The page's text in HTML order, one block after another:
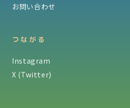
お問い合わせ
つながる
Instagram
X (Twitter)